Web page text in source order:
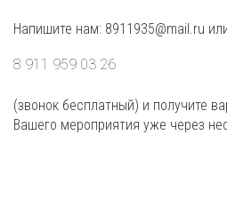
Напишите нам: 8911935@mail.ru
8 911 959 03 26
(звонок бесплатный) и получите
Вашего мероприятия уже через